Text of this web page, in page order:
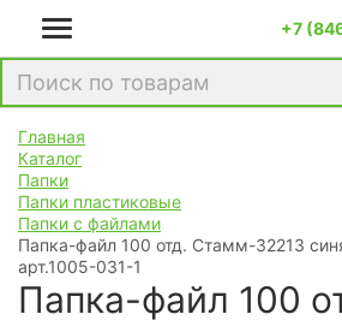
+7
Главная
Каталог
Папки
Папки пластиковые
Папки с файлами
Папка-файл 100 отд. Стамм-32213
арт.1005-031-1
Папка-файл 100